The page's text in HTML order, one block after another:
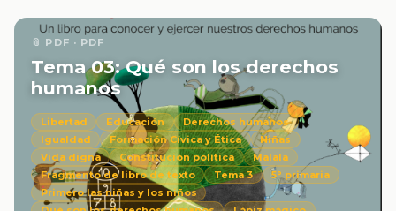
📎 PDF · PDF
Tema 03: Qué son los derechos
humanos
Libertad Educación
Derechos humanos
Igualdad
Formación Cívica y Ética
Niñas
Vida digna
Constitución política
Malala
Fragmento de libro de texto
Tema 3
5° primaria
Primero las niñas y los niños